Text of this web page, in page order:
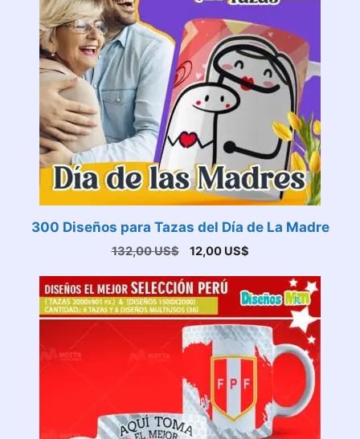
300 Diseños para Tazas del Día de La Madre
132,00US$
El
original
era:
132,00 US$.
12,00 US$El
es:
12,00 US$.